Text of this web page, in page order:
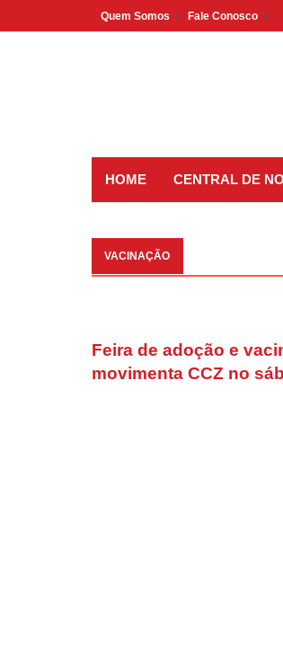
to
Quem Somos Fale Conosco
HOME CENTRAL DE
VACINAÇÃO
Feira de adoção e
movimenta CCZ no